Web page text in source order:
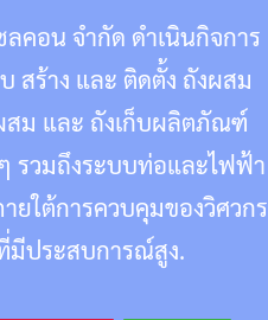
คอน จำกัด ดำเนินกิจการ
สร้าง และ ติดตั้ง ถังผสม
สม และ ถังเก็บผลิตภัณฑ์
รวมถึงระบบท่อและไฟฟ้า
ยใต้การควบคุมของวิศวกร
มีประสบการณ์สูง.